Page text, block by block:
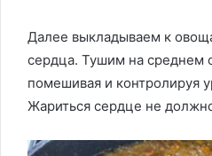
Далее выкладываем к
сердца. Тушим на среднем
помешивая и контролируя
Жариться сердце не